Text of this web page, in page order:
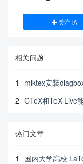
关注TA
相关问题
1
miktex安装
2 CTeX和TeX Live
热门文章
1
国内大学高校